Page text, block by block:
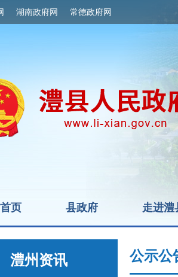
湖南政府网 常德政府网
页 县政府 走进澧
澧州资讯 公示公